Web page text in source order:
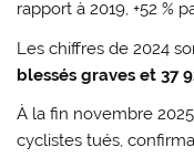
rapport à 2019, +52 %
Les chiffres de 2024
blessés graves et 37
À la fin novembre
cyclistes tués,